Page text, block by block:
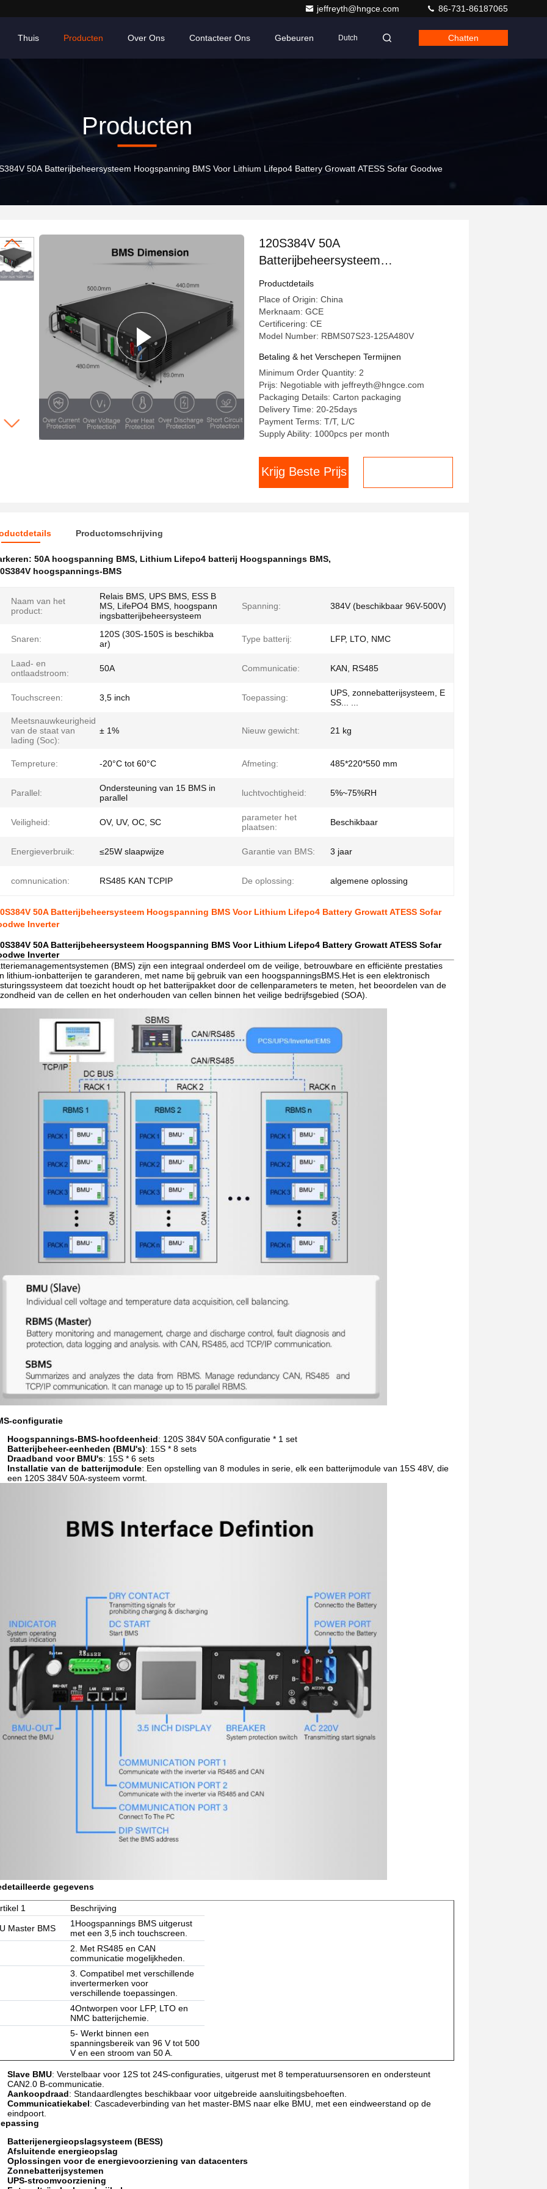
jeffreyth@hngce.com 86-731-86187065
Thuis Producten Over Ons Contacteer Ons Gebeuren Dutch Chatten
Producten
50A Batterijbeheersysteem Hoogspanning BMS Voor Lithium Lifepo4 Battery Growatt ATESS Sofar Goodwe
120S384V 50A
Batterijbeheersysteem
Hoogspanning BMS Voor Lithium
Lifepo4 Battery Growatt ATESS
Sofar Goodwe Inverter
Productdetails
Place of Origin: China
Merknaam: GCE
Certificering: CE
Model Number: RBMS07S23-125A480V
Betaling & het Verschepen Termijnen
Minimum Order Quantity: 2
Prijs: Negotiable with jeffreyth@hngce.com
Packaging Details: Carton packaging
Delivery Time: 20-25days
Payment Terms: T/T, L/C
Supply Ability: 1000pcs per month
Krijg Beste Prijs
Productomschrijving
50A hoogspanning BMS, Lithium Lifepo4 batterij Hoogspannings BMS,
hoogspannings-BMS
Naam van het
product:
Relais BMS, UPS BMS, ESS B
MS, LifePO4 BMS, hoogspann
ingsbatterijbeheersysteem
Spanning: 384V (beschikbaar 96V-500V)
Snaren:
120S (30S-150S is beschikba
ar)
Type batterij: LFP, LTO, NMC
Laad- en
ontlaadstroom:
50A Communicatie: KAN, RS485
Touchscreen: 3,5 inch Toepassing:
UPS, zonnebatterijsysteem, E
SS... ...
Meetsnauwkeurigheid
van de staat van
lading (Soc):
± 1% Nieuw gewicht: 21 kg
Tempreture: -20°C tot 60°C Afmeting: 485*220*550 mm
Parallel:
Ondersteuning van 15 BMS in
parallel
luchtvochtigheid: 5%~75%RH
Veiligheid: OV, UV, OC, SC
parameter het
plaatsen:
Beschikbaar
Energieverbruik: ≤25W slaapwijze Garantie van BMS: 3 jaar
comnunication: RS485 KAN TCPIP De oplossing: algemene oplossing
50A Batterijbeheersysteem Hoogspanning BMS Voor Lithium Lifepo4 Battery Growatt ATESS Sofar
Inverter
50A Batterijbeheersysteem Hoogspanning BMS Voor Lithium Lifepo4 Battery Growatt ATESS Sofar
Inverter
(BMS) zijn een integraal onderdeel om de veilige, betrouwbare en efficiënte prestaties
lithium-ionbatterijen te garanderen, met name bij gebruik van een hoogspanningsBMS.Het is een elektronisch
dat toezicht houdt op het batterijpakket door de cellenparameters te meten, het beoordelen van de
van de cellen en het onderhouden van cellen binnen het veilige bedrijfsgebied (SOA).
configuratie
Hoogspannings-BMS-hoofdeenheid: 120S 384V 50A configuratie * 1 set
Batterijbeheer-eenheden (BMU's): 15S * 8 sets
Draadband voor BMU's: 15S * 6 sets
Installatie van de batterijmodule: Een opstelling van 8 modules in serie, elk een batterijmodule van 15S 48V, die
een 120S 384V 50A-systeem vormt.
gegevens
1 Beschrijving
Master BMS
1Hoogspannings BMS uitgerust
met een 3,5 inch touchscreen.
2. Met RS485 en CAN
communicatie mogelijkheden.
3. Compatibel met verschillende
invertermerken voor
verschillende toepassingen.
4Ontworpen voor LFP, LTO en
NMC batterijchemie.
5- Werkt binnen een
spanningsbereik van 96 V tot 500
V en een stroom van 50 A.
Slave BMU: Verstelbaar voor 12S tot 24S-configuraties, uitgerust met 8 temperatuursensoren en ondersteunt
CAN2.0 B-communicatie.
Aankoopdraad: Standaardlengtes beschikbaar voor uitgebreide aansluitingsbehoeften.
Communicatiekabel: Cascadeverbinding van het master-BMS naar elke BMU, met een eindweerstand op de
eindpoort.
Batterijenergieopslagsysteem (BESS)
Afsluitende energieopslag
Oplossingen voor de energievoorziening van datacenters
Zonnebatterijsystemen
UPS-stroomvoorziening